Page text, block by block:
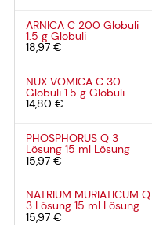
ARNICA C 200 Globuli
1.5 gGlobuli
18,97 €
NUX VOMICA C 30
Globuli1.5 gGlobuli
14,80 €
PHOSPHORUS Q 3
Lösung15 ml Lösung
15,97 €
NATRIUM MURIATICUM Q
3 Lösung15 ml Lösung
15,97 €